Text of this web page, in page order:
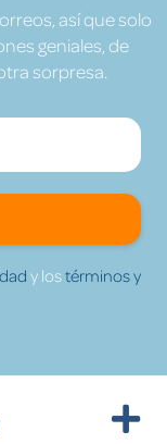
así que solo
geniales, de
sorpresa.
y lostérminos y